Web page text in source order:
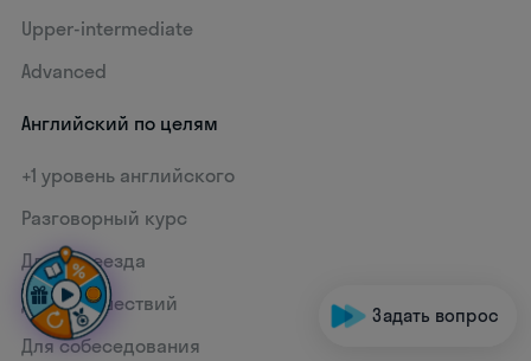
Upper-intermediate
Advanced
Английский по целям
+1 уровень английского
Разговорный курс
Для переезда
Для путешествий
Для собеседования
Задать вопрос